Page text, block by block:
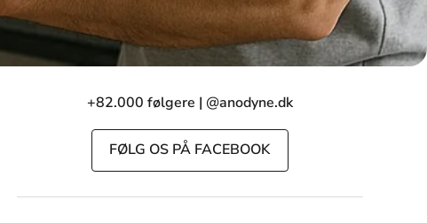
+82.000 følgere | @anodyne.dk
FØLG OS PÅ FACEBOOK